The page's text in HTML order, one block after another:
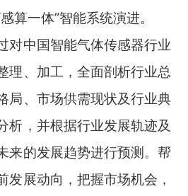
算一体”智能系统演进。
对中国智能气体传感器行业
理、加工，全面剖析行业总
局、市场供需现状及行业典
析，并根据行业发展轨迹及
来的发展趋势进行预测。帮
发展动向，把握市场机会，